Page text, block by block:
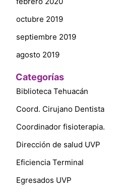
octubre 2019
septiembre 2019
agosto 2019
Categorías
Biblioteca Tehuacán
Coord. Cirujano Dentista
Coordinador fisioterapia.
Dirección de salud UVP
Eficiencia Terminal
Egresados UVP